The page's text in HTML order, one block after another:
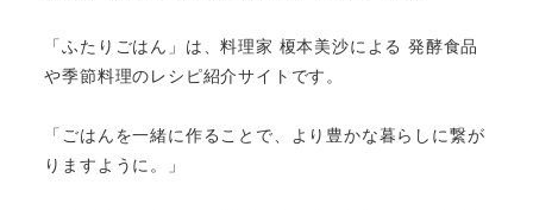
「ふたりごはん」は、料理家 榎本美沙による 発酵食品
や季節料理のレシピ紹介サイトです。
「ごはんを一緒に作ることで、より豊かな暮らしに繋が
りますように。」